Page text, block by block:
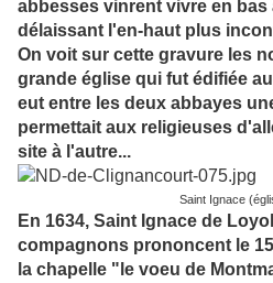
abbesses vinrent vivre en bas
délaissant l'en-haut plus
On voit sur cette gravure les
grande église qui fut édifiée
eut entre les deux abbayes
permettait aux religieuses
site à l'autre...
Saint Ignace (église N.D.
En 1634, Saint Ignace de
compagnons prononcent le
la chapelle "le voeu de